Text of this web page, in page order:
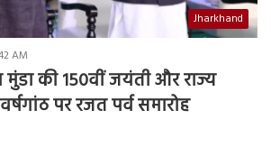
Jharkhand
AM
की 150वीं जयंती और राज्य
पर रजत पर्व समारोह